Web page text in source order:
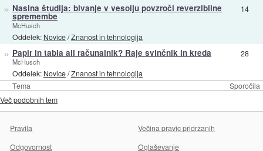
Tema Sporočila
» Nasina študija: bivanje v vesolju povzroči reverzibilne
spremembe
McHusch
Oddelek: Novice/Znanost in tehnologija
14
» Papir in tabla ali računalnik? Raje svinčnik in kreda
McHusch
Oddelek: Novice/Znanost in tehnologija
28
Več podobnih tem
Pravila
Večina pravic pridržanih
Odgovornost
Oglaševanje